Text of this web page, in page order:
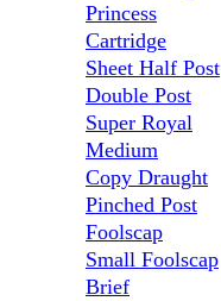
Princess
Cartridge
Sheet Half Post
Double Post
Super Royal
Medium
Copy Draught
Pinched Post
Foolscap
Small Foolscap
Brief